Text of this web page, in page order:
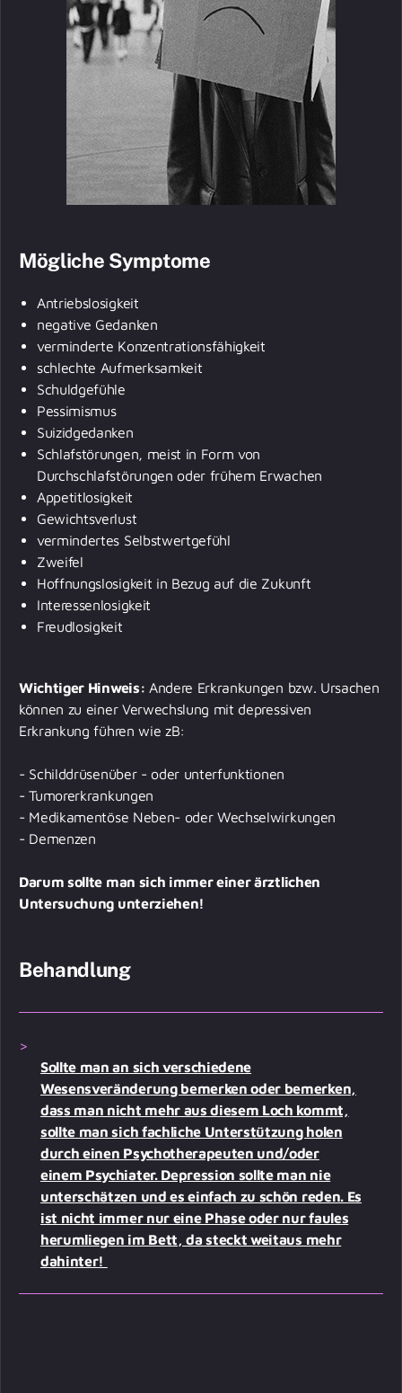
Mögliche Symptome
Antriebslosigkeit
negative Gedanken
verminderte Konzentrationsfähigkeit
schlechte Aufmerksamkeit
Schuldgefühle
Pessimismus
Suizidgedanken
Schlafstörungen, meist in Form von
Durchschlafstörungen oder frühem Erwachen
Appetitlosigkeit
Gewichtsverlust
vermindertes Selbstwertgefühl
Zweifel
Hoffnungslosigkeit in Bezug auf die Zukunft
Interessenlosigkeit
Freudlosigkeit
Wichtiger Hinweis: Andere Erkrankungen bzw. Ursachen
können zu einer Verwechslung mit depressiven
Erkrankung führen wie zB:
- Schilddrüsenüber - oder unterfunktionen
- Tumorerkrankungen
- Medikamentöse Neben- oder Wechselwirkungen
- Demenzen
Darum sollte man sich immer einer ärztlichen
Untersuchung unterziehen!
Behandlung
Sollte man an sich verschiedene
Wesensveränderung bemerken oder bemerken,
dass man nicht mehr aus diesem Loch kommt,
sollte man sich fachliche Unterstützung holen
durch einen Psychotherapeuten und/oder
einem Psychiater. Depression sollte man nie
unterschätzen und es einfach zu schön reden. Es
ist nicht immer nur eine Phase oder nur faules
herumliegen im Bett, da steckt weitaus mehr
dahinter!